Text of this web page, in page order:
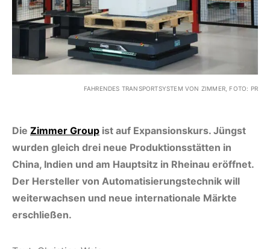
FAHRENDES TRANSPORTSYSTEM VON ZIMMER, FOTO: PR
Die Zimmer Group ist auf Expansionskurs. Jüngst
wurden gleich drei neue Produktionsstätten in
China, Indien und am Hauptsitz in Rheinau eröffnet.
Der Hersteller von Automatisierungstechnik will
weiterwachsen und neue internationale Märkte
erschließen.